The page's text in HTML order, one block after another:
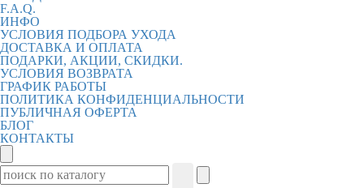
F.A.Q.
ИНФО
УСЛОВИЯ ПОДБОРА УХОДА
ДОСТАВКА И ОПЛАТА
ПОДАРКИ, АКЦИИ, СКИДКИ.
УСЛОВИЯ ВОЗВРАТА
ГРАФИК РАБОТЫ
ПОЛИТИКА КОНФИДЕНЦИАЛЬНОСТИ
ПУБЛИЧНАЯ ОФЕРТА
БЛОГ
КОНТАКТЫ